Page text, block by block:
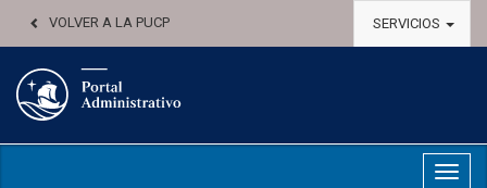
VOLVER A LA PUCP SERVICIOS